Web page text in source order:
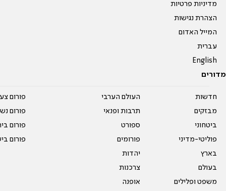
מדיניות פרטיות
הצהרת נגישות
המייל האדום
עברית
English
מדורים
חדשות
מבזקים
ביטחוני
פוליטי-מדיני
בארץ
בעולם
משפט ופלילים
העולם הערבי
תרבות ופנאי
ספורט
פורומים
יהדות
צרכנות
אופנה
פורום
פורום
פורום
פורום